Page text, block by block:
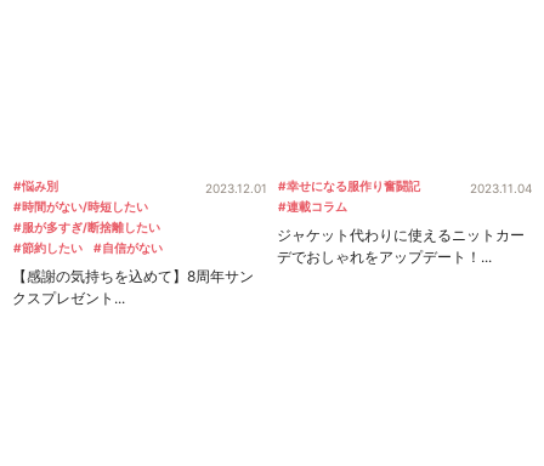
#悩み別
#時間がない/時短したい
#服が多すぎ/断捨離したい
#節約したい
#自信がない
2023.12.01
【感謝の気持ちを込めて】8周年サン
クスプレゼント...
#幸せになる服作り奮闘記
#連載コラム
2023.11.04
ジャケット代わりに使えるニットカー
デでおしゃれをアップデート！...